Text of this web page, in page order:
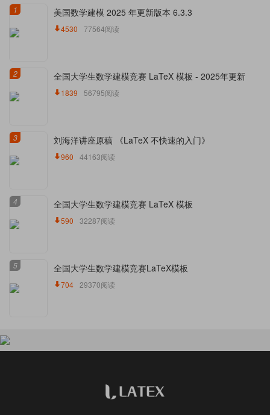
1 美国数学建模 2025 年更新版本 6.3.3
4530 77564阅读
2 全国大学生数学建模竞赛 LaTeX 模板 - 2025年更新
1839 56795阅读
3 刘海洋讲座原稿 《LaTeX 不快速的入门》
960 44163阅读
4 全国大学生数学建模竞赛 LaTeX 模板
590 32287阅读
5 全国大学生数学建模竞赛LaTeX模板
704 29370阅读